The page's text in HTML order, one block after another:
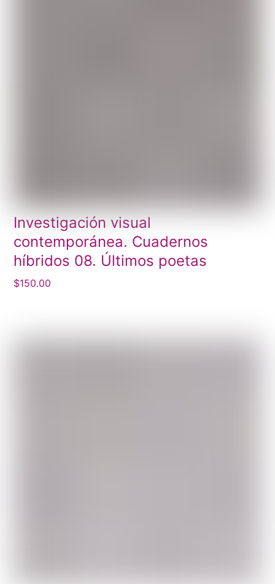
Investigación visual
contemporánea. Cuadernos
híbridos 08. Últimos poetas
$150.00